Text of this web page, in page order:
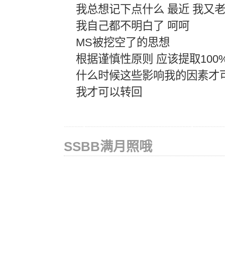
我总想记下点什么 最近 我又
我自己都不明白了 呵呵
MS被挖空了的思想
根据谨慎性原则 应该提取
什么时候这些影响我的因素才
我才可以转回
SSBB满月照哦